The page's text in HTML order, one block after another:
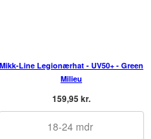
Mikk-Line Legionærhat - UV50+ - Green
Milieu
159,95 kr.
18-24 mdr